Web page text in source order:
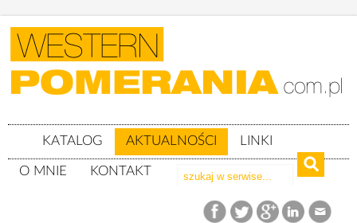
KATALOG AKTUALNOŚCI LINKI
O MNIE KONTAKT
Aktualności Fajne głazy